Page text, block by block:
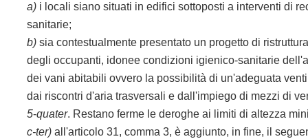
a) i locali siano situati in edifici sottoposti a interventi di
sanitarie;
b) sia contestualmente presentato un progetto di
degli occupanti, idonee condizioni igienico-sanitarie
dei vani abitabili ovvero la possibilità di un'adeguata
dai riscontri d'aria trasversali e dall'impiego di mezzi di
5-quater. Restano ferme le deroghe ai limiti di altezza
c-ter) all'articolo 31, comma 3, è aggiunto, in fine, il